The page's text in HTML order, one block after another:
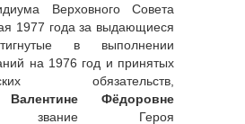
Верховного Совета
1977 года за выдающиеся
в выполнении
на 1976 год и принятых
обязательств,
Фёдоровне
звание Героя